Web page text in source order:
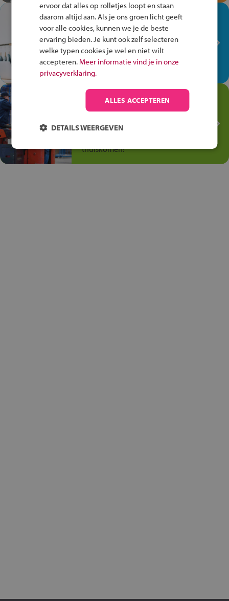
In de winkel ben je op je
plek!
Ontdek via het vmbo jouw talent
op de winkelvloer, waar elke dag
anders is!
Jouw talent in de
Transport en Logistiek
Kies voor vmbo Transport en
thuiskomen!
ervoor dat alles op rolletjes loopt en staan
daarom altijd aan. Als je ons groen licht geeft
voor alle cookies, kunnen we je de beste
ervaring bieden. Je kunt ook zelf selecteren
welke typen cookies je wel en niet wilt
accepteren. Meer informatie vind je in onze
privacyverklaring.
ALLES ACCEPTEREN
DETAILS WEERGEVEN